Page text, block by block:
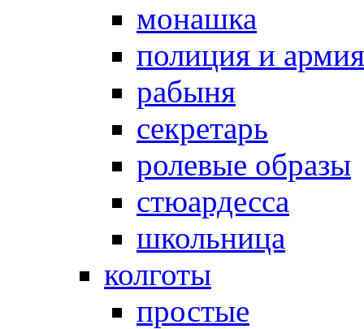
монашка
полиция и армия
рабыня
секретарь
ролевые образы
стюардесса
школьница
колготы
простые